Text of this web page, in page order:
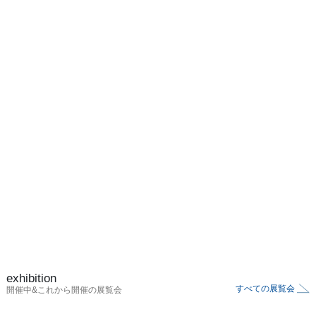
exhibition
開催中&これから開催の展覧会 すべての展覧会